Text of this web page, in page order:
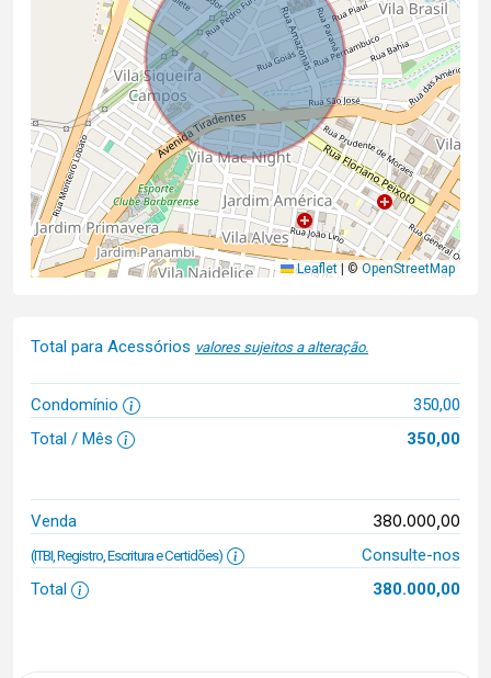
Leaflet |©OpenStreetMap
Total para Acessórios valores sujeitos a alteração.
Condomínio
350,00
Total / Mês
350,00
Venda 380.000,00
(ITBI, Registro, Escritura e Certidões)
Consulte-nos
Total
380.000,00